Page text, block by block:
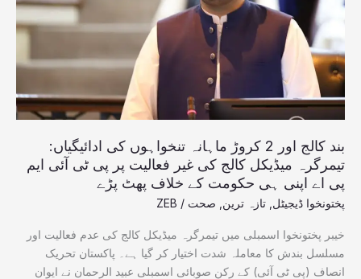
بند کالج اور 2 کروڑ ماہانہ تنخواہوں کی ادائیگیاں:
تیمرگرہ میڈیکل کالج کی غیر فعالیت پر پی ٹی آئی ایم
پی اے اپنی ہی حکومت کے خلاف پھٹ پڑے
پختونخوا ڈیجیٹل تازہ ترین صحت /
ZEB
خیبر پختونخوا اسمبلی میں تیمرگرہ میڈیکل کالج کی عدم فعالیت اور
مسلسل بندش کا معاملہ شدت اختیار کر گیا ہے۔ پاکستان تحریک
انصاف (پی ٹی آئی) کے رکنِ صوبائی اسمبلی عبید الرحمان نے ایوان
ماہانہ
تنخواہوں
کی
ادائیگیاں:
تیمرگرہ
میڈیکل
کالج
فعالیت
پر
پی
ٹی
آئی
ایم